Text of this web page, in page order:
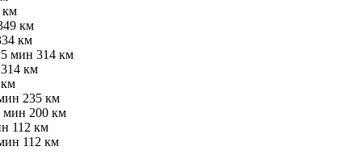
км
км
км
мин 314 км
314 км
235 км
мин 200 км
112 км
112 км